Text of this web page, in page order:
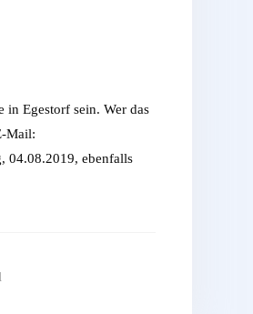
in Egestorf sein. Wer das
Mail:
04.08.2019, ebenfalls